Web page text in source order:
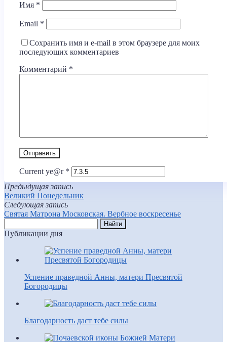
Имя *
Email *
Сохранить имя и e-mail в этом браузере для моих
последующих комментариев
Комментарий *
Current ye@r *
Предыдущая запись
Великий Понедельник
Следующая запись
Святая Матрона Московская. Вербное воскресенье
Публикации дня
Успение праведной Анны, матери Пресвятой
Богородицы
Благодарность даст тебе силы